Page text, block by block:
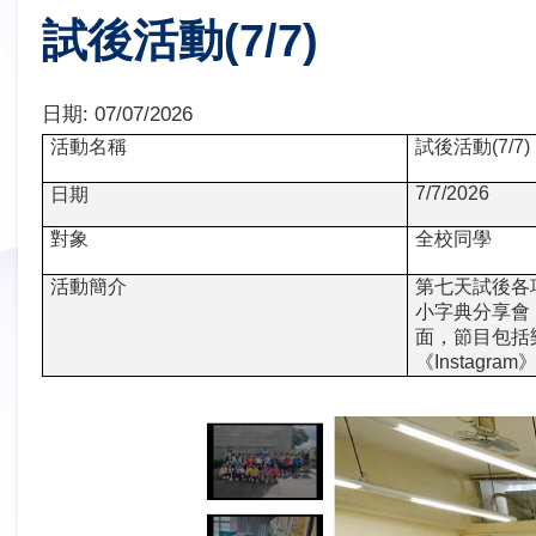
試後活動(7/7)
日期: 07/07/2026
活動名稱 試後活動(7/7)
日期 7/7/2026
對象 全校同學
活動簡介
第七天試後
小字典分享
面，節目包
《Instagram